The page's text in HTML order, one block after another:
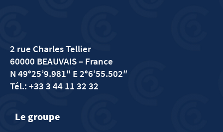
2 rue Charles Tellier
60000 BEAUVAIS– France
N 49°25’9.981″ E 2°6’55.502″
Tél.: +33 3 44 11 32 32
Le groupe